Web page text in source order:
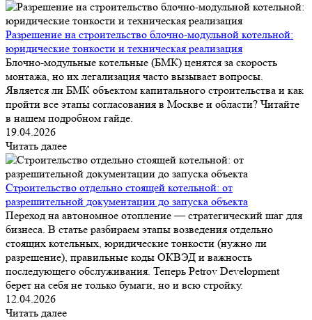
Разрешение на строительство блочно-модульной котельной:
юридические тонкости и техническая реализация
Блочно-модульные котельные (БМК) ценятся за скорость
монтажа, но их легализация часто вызывает вопросы.
Является ли БМК объектом капитального строительства и как
пройти все этапы согласования в Москве и области? Читайте
в нашем подробном гайде.
19.04.2026
Читать далее
Строительство отдельно стоящей котельной: от
разрешительной документации до запуска объекта
Переход на автономное отопление — стратегический шаг для
бизнеса. В статье разбираем этапы возведения отдельно
стоящих котельных, юридические тонкости (нужно ли
разрешение), правильные коды ОКВЭД и важность
последующего обслуживания. Теперь Petrov Development
берет на себя не только бумаги, но и всю стройку.
12.04.2026
Читать далее